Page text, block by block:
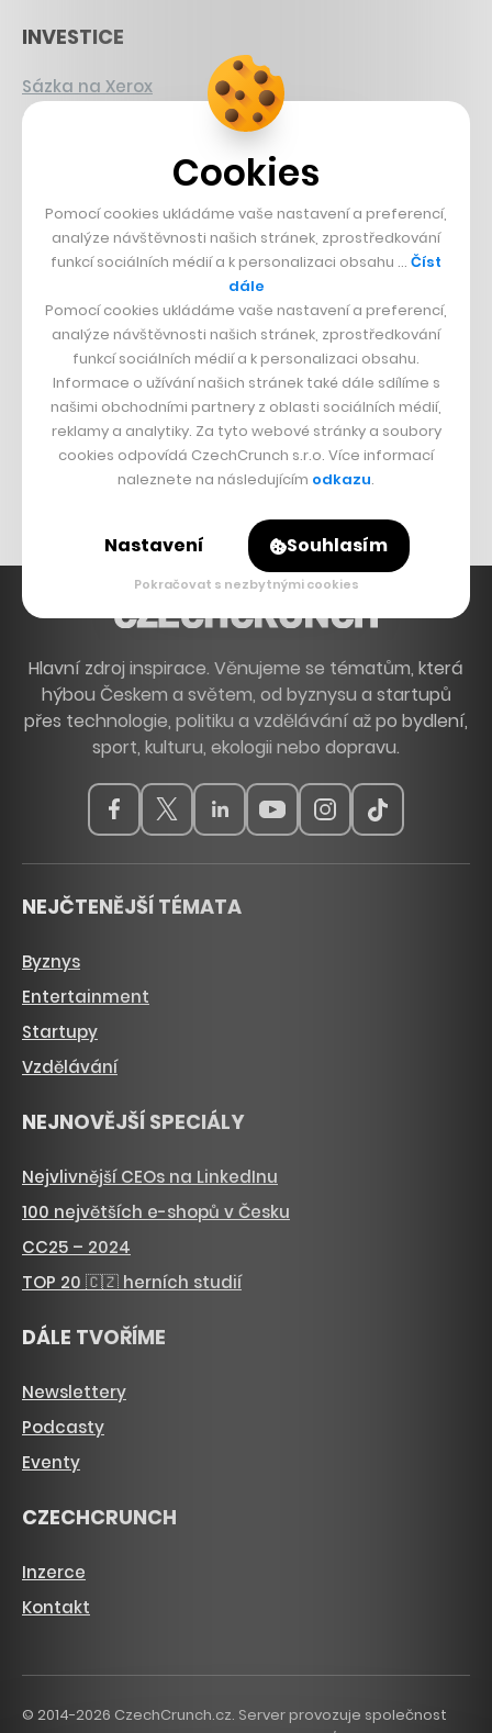
INVESTICE
Sázka na Xerox
Strnad v Pirelli
PŘÍBĚHY Z GASTRA
Boční projekt, co se zvrtnul
Francouzský šéfkuchař na Šumavě
Dva golfisti, co pečou
DESIGN
Bomma není tichá
Originální hodinky
Nábytek z betonu
Hlavní zdroj inspirace. Věnujeme se tématům, která
hýbou Českem a světem, od byznysu a startupů
přes technologie, politiku a vzdělávání až po bydlení,
sport, kulturu, ekologii nebo dopravu.
NEJČTENĚJŠÍ TÉMATA
Byznys
Entertainment
Startupy
Vzdělávání
NEJNOVĚJŠÍ SPECIÁLY
Nejvlivnější CEOs na LinkedInu
100 největších e-shopů v Česku
CC25 – 2024
TOP 20 🇨🇿 herních studií
DÁLE TVOŘÍME
Newslettery
Podcasty
Eventy
CZECHCRUNCH
Inzerce
Kontakt
© 2014-2026 CzechCrunch.cz. Server provozuje společnost
Cookies
Pomocí cookies ukládáme vaše nastavení a preferencí,
analýze návštěvnosti našich stránek, zprostředkování
funkcí sociálních médií a k personalizaci obsahu … Číst
dále
Pomocí cookies ukládáme vaše nastavení a preferencí,
analýze návštěvnosti našich stránek, zprostředkování
funkcí sociálních médií a k personalizaci obsahu.
Informace o užívání našich stránek také dále sdílíme s
našimi obchodními partnery z oblasti sociálních médií,
reklamy a analytiky. Za tyto webové stránky a soubory
cookies odpovídá CzechCrunch s.r.o. Více informací
naleznete na následujícím odkazu.
Nastavení Souhlasím
Pokračovat s nezbytnými cookies